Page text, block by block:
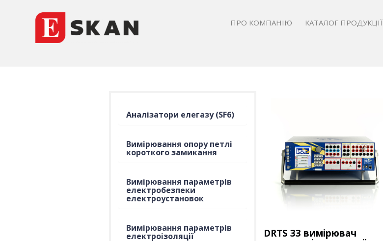
ПРО КОМПАНІЮ КАТАЛОГ ПРОДУКЦІЇ
Аналізатори елегазу (SF6)
Вимірювання опору петлі
короткого замикання
Вимірювання параметрів
електробезпеки
електроустановок
Вимірювання параметрів
електроізоляції DRTS 33 вимірювач